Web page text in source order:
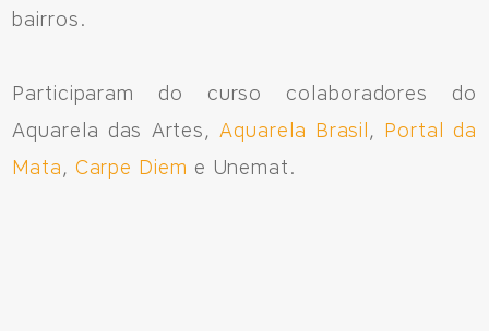
bairros.
Participaram do curso colaboradores do
Aquarela das Artes,Aquarela Brasil , Portal da
Mata, Carpe Diem e Unemat.